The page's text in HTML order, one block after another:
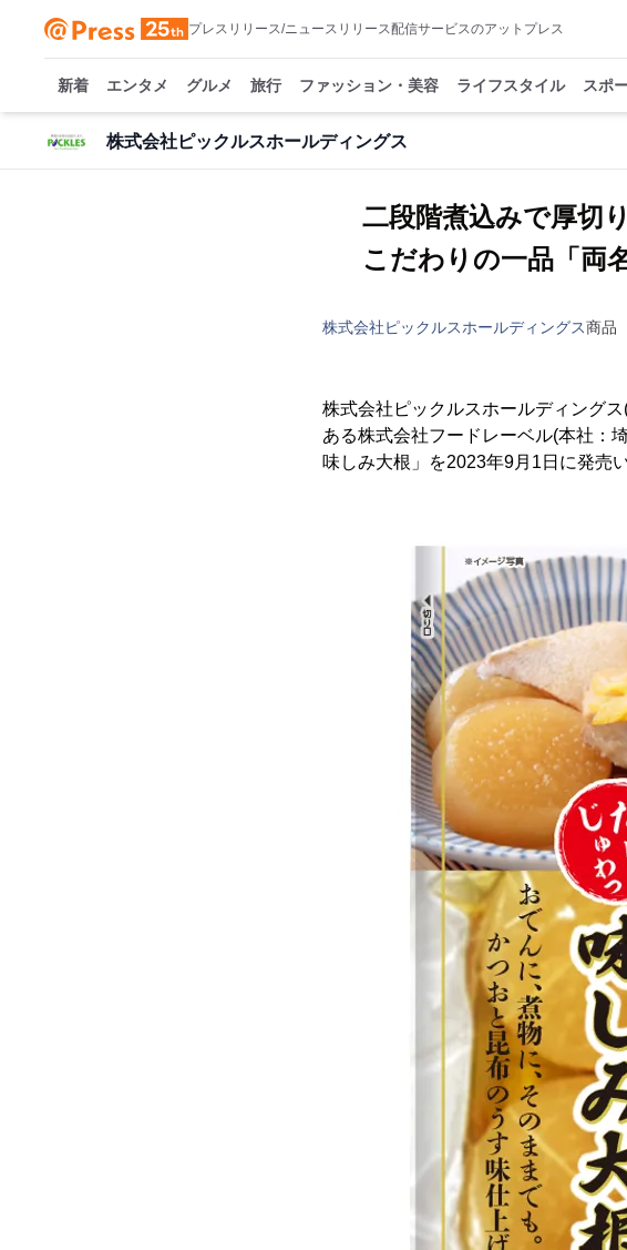
プレスリリース/ニュースリリース配信サービスのアットプレス
新着 エンタメ グルメ 旅行 ファッション・美容 ライフスタイル スポ
株式会社ピックルスホールディングス
二段階煮込みで厚切
こだわりの一品「両
株式会社ピックルスホールディングス商品
株式会社ピックルスホールディング
ある株式会社フードレーベル(本社：
味しみ大根」を2023年9月1日に発売